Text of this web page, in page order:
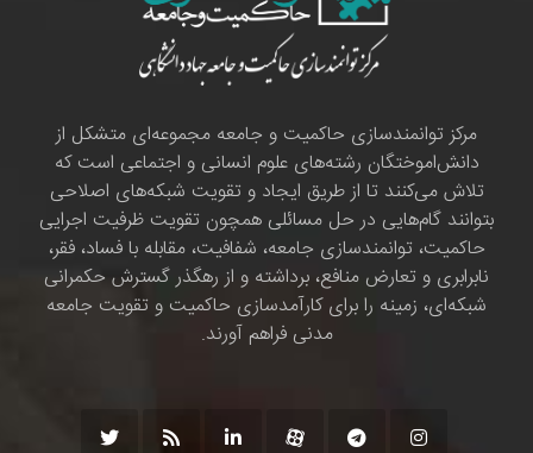
مرکز توانمندسازی حاکمیت و جامعه مجموعه‌ای متشکل از
دانش‌اموختگان رشته‌های علوم انسانی و اجتماعی است که
تلاش می‌کنند تا از طریق ایجاد و تقویت شبکه‌های اصلاحی
بتوانند گام‌هایی در حل مسائلی همچون تقویت ظرفیت اجرایی
حاکمیت، توانمندسازی جامعه، شفافیت، مقابله با فساد، فقر،
نابرابری و تعارض منافع، برداشته و از رهگذر گسترش حکمرانی
شبکه‌ای، زمینه را برای کارآمدسازی حاکمیت و تقویت جامعه
مدنی فراهم آورند.